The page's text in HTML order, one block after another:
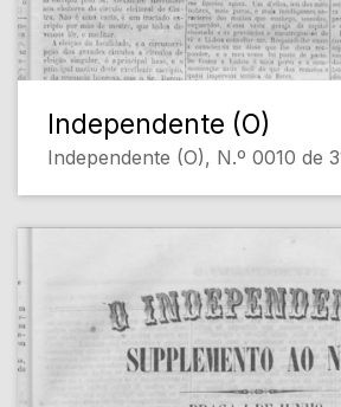
Independente (O)
Independente (O), N.º 0010 de